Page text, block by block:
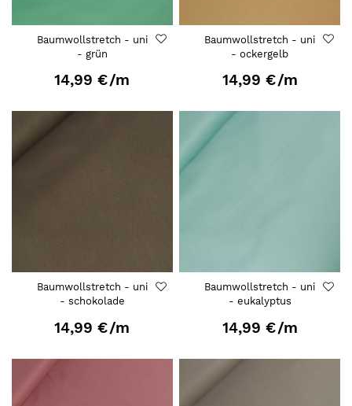
Baumwollstretch - uni
- grün
14,99 €/m
Baumwollstretch - uni
- ockergelb
14,99 €/m
Baumwollstretch - uni
- schokolade
14,99 €/m
Baumwollstretch - uni
- eukalyptus
14,99 €/m